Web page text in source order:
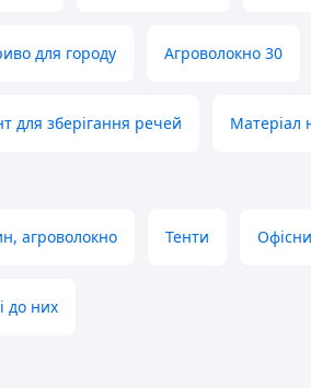
для городу Агроволокно 30
для зберігання речей Матеріал
агроволокно Тенти
до них